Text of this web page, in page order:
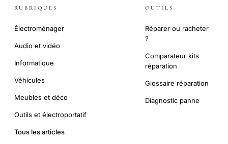
RUBRIQUES
Électroménager
Audio et vidéo
Informatique
Véhicules
Meubles et déco
Outils et électroportatif
Tous les articles
OUTILS
Réparer ou racheter
?
Comparateur kits
réparation
Glossaire réparation
Diagnostic panne